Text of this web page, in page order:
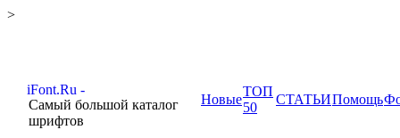
>
Самый большой каталог
шрифтов
Новые
ТОП
50
СТАТЬИПомощь